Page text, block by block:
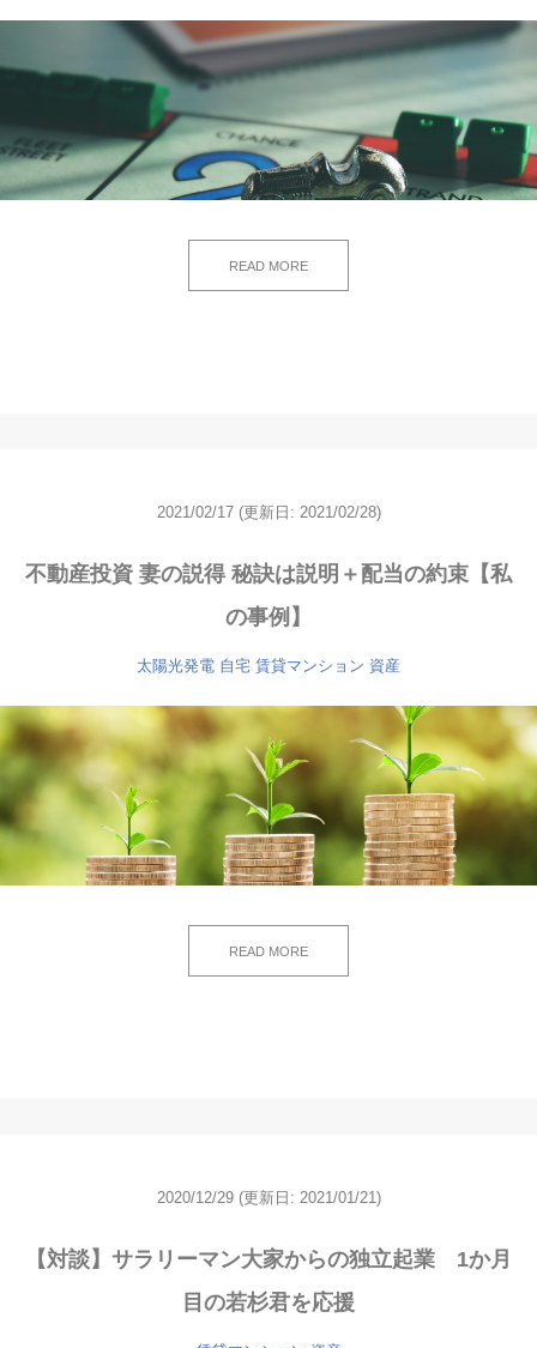
READ MORE
2021/02/17 (更新日: 2021/02/28)
不動産投資 妻の説得 秘訣は説明＋配当の約束【私
の事例】
太陽光発電 自宅 賃貸マンション 資産
READ MORE
2020/12/29 (更新日: 2021/01/21)
【対談】サラリーマン大家からの独立起業 1か月
目の若杉君を応援